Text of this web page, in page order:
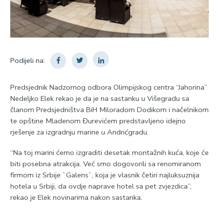
Podijeli na:
Predsjednik Nadzornog odbora Olimpijskog centra “Jahorina”
Nedeljko Elek rekao je da je na sastanku u Višegradu sa
članom Predsjedništva BiH Miloradom Dodikom i načelnikom
te opštine Mladenom Đurevićem predstavljeno idejno
rješenje za izgradnju marine u Andrićgradu.
“Na toj marini ćemo izgraditi desetak montažnih kuća, koje će
biti posebna atrakcija. Već smo dogovorili sa renomiranom
firmom iz Srbije `Galens`, koja je vlasnik četiri najluksuznija
hotela u Srbiji, da ovdje naprave hotel sa pet zvjezdica”,
rekao je Elek novinarima nakon sastanka.